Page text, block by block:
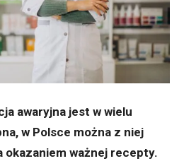
awaryjna jest w wielu
w Polsce można z niej
ważnej recepty.